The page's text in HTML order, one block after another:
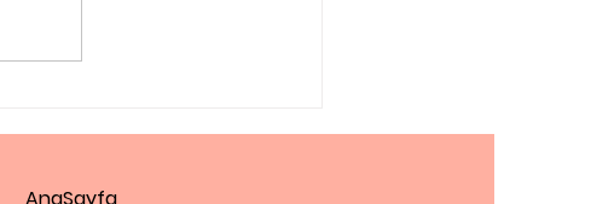
Ne Zaman Almalısınız?
AnaSayfa